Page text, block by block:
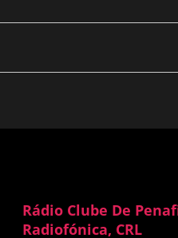
Rádio Clube De
Radiofónica, CRL